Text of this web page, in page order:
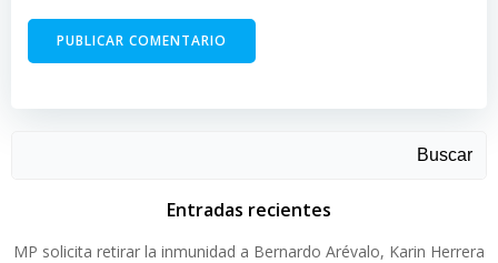
Buscar
Entradas recientes
MP solicita retirar la inmunidad a Bernardo Arévalo, Karin Herrera